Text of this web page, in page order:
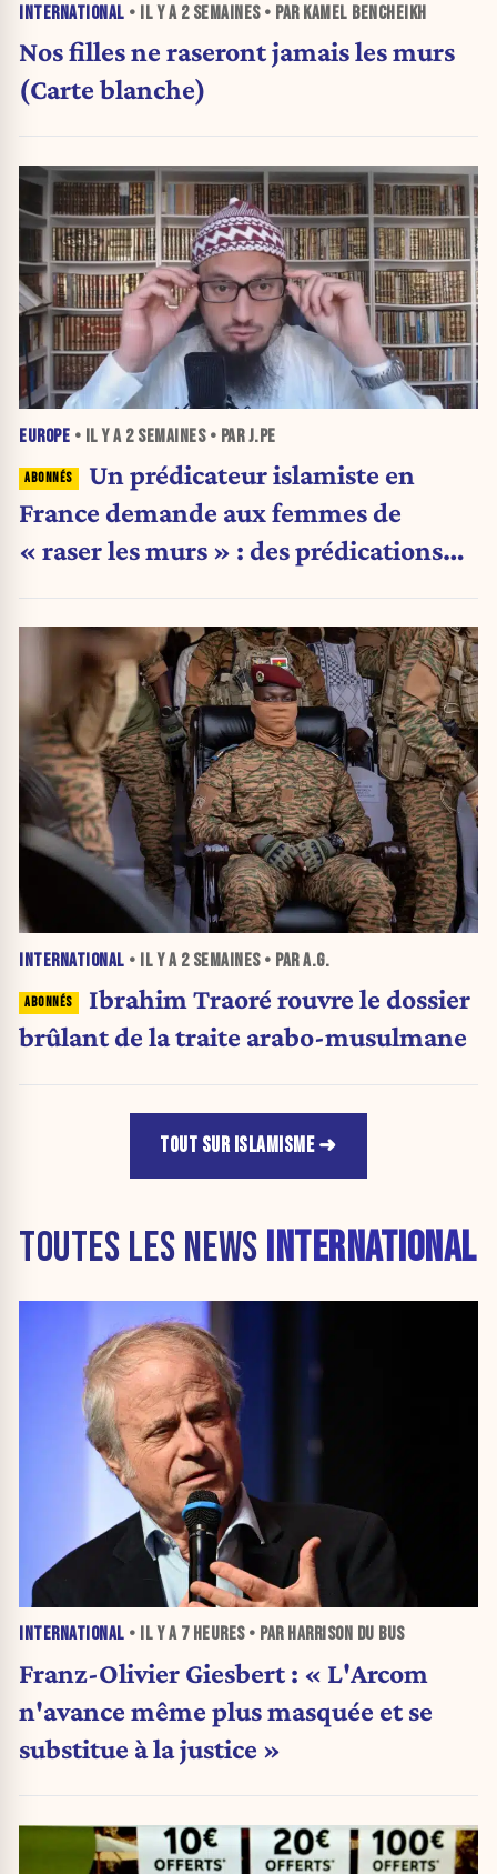
INTERNATIONAL • IL Y A 2 SEMAINES• PAR KAMEL BENCHEIKH
Nos filles ne raseront jamais les murs
(Carte blanche)
EUROPE • IL Y A 2 SEMAINES• PAR J.PE
Un prédicateur islamiste en
France demande aux femmes de
« raser les murs » : des prédications
INTERNATIONAL • IL Y A 2 SEMAINES• PAR A.G.
Ibrahim Traoré rouvre le dossier
brûlant de la traite arabo-musulmane
TOUT SUR ISLAMISME
TOUTES LES NEWS INTERNATIONAL
INTERNATIONAL • IL Y A 7 HEURES• PAR HARRISON DU BUS
Franz-Olivier Giesbert : « L'Arcom
n'avance même plus masquée et se
substitue à la justice »